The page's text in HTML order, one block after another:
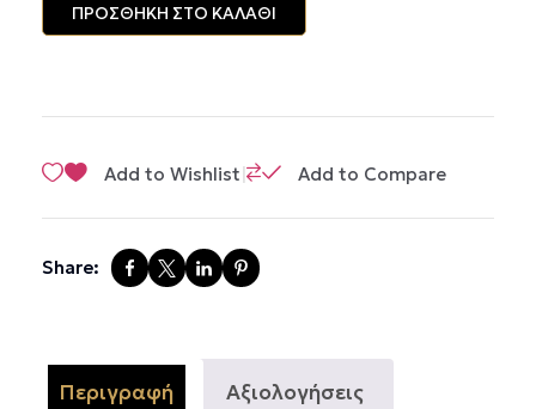
ΠΡΟΣΘΉΚΗ ΣΤΟ ΚΑΛΆΘΙ
Add to Wishlist| Add to Compare
Share:
Περιγραφή Αξιολογήσεις